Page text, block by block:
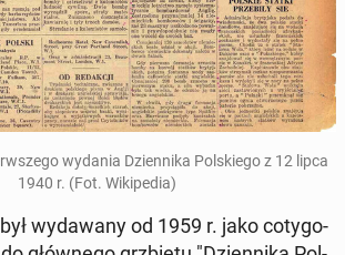
wydania Dzien­ni­ka Pol­skie­go z 12 lipca
1940 r. (Fot. Wi­ki­pe­dia)
wy­da­wa­ny od 1959 r. jako co­ty­go­